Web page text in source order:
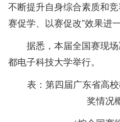
不断提升自身综合素质和
赛促学、以赛促改”效果进
据悉，本届全国赛现
都电子科技大学举行。
表：第四届广东省高
奖情况